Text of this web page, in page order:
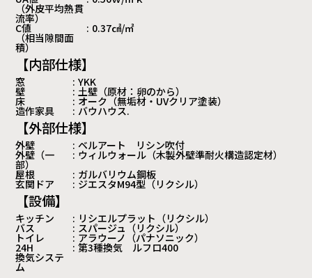
（外皮平均熱貫
流率）
C値
（相当隙間面
積）
: 0.37㎠/㎡
【内部仕様】
窓 : YKK
壁 : 土壁（原材：卵のから）
床 : オーク（無垢材・UVクリア塗装）
造作家具 : バウハウス.
【外部仕様】
外壁 : ベルアート リシン吹付
外壁（一
部）
: ウィルウォール（木製外壁準耐火構造認定材）
屋根
: ガルバリウム鋼板
玄関ドア : ジエスタM94型（リクシル）
【設備】
キッチン : リシエルプラット（リクシル）
バス : スパージュ（リクシル）
トイレ : アラウーノ（パナソニック）
24H
換気システ
ム
: 第3種換気 ルフロ400